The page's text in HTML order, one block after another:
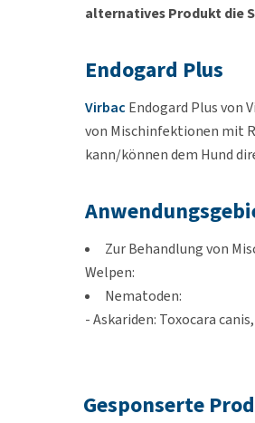
alternatives Produkt die
Endogard Plus
Virbac Endogard Plus von
von Mischinfektionen mit
kann/können dem Hund
Zur Behandlung von
Welpen:
Nematoden:
- Askariden: Toxocara
Gesponserte